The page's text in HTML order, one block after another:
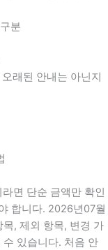
분
래된 안내는 아닌지
면 단순 금액만 확인
합니다. 2026년07월
, 제외 항목, 변경 가
있습니다. 처음 안